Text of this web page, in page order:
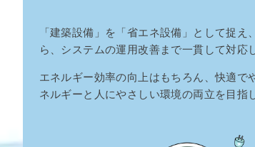
「建築設備」を「省エネ設備」として捉
ら、システムの運用改善まで一貫して対応
エネルギー効率の向上はもちろん、快適で
ネルギーと人にやさしい環境の両立を目指